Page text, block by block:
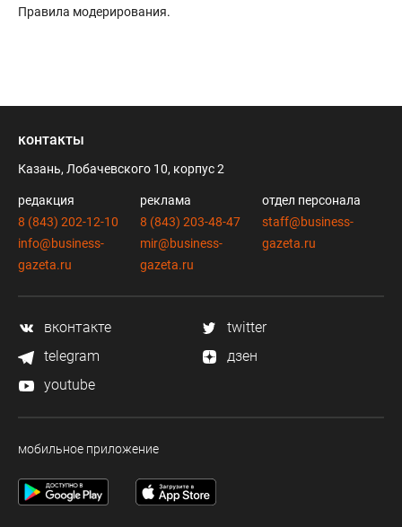
Правила модерирования.
контакты
Казань, Лобачевского 10, корпус 2
редакция
8 (843) 202-12-10
info@business-
gazeta.ru
реклама
8 (843) 203-48-47
mir@business-
gazeta.ru
отдел персонала
staff@business-
gazeta.ru
вконтакте
twitter
telegram
дзен
youtube
мобильное приложение